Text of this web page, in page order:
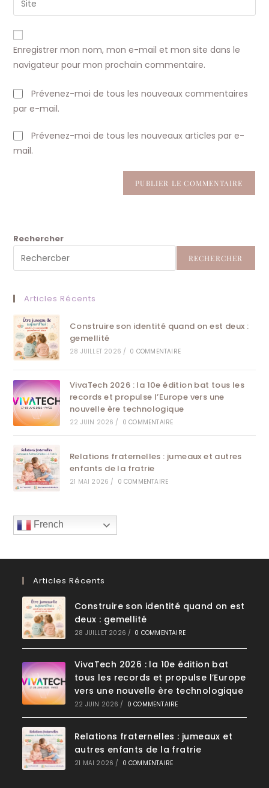
comment
address
comment
l’URL
de
votre
(facultatif)
Enregistrer mon nom, mon e-mail et mon site dans le
navigateur pour mon prochain commentaire.
Prévenez-moi de tous les nouveaux commentaires
par e-mail.
Prévenez-moi de tous les nouveaux articles par e-
mail.
Rechercher
RECHERCHER
Articles Récents
Construire son identité quand on est deux :
gemellité
28 JUILLET 2026 / 0 COMMENTAIRE
VivaTech 2026 : la 10e édition bat tous les
records et propulse l’Europe vers une
nouvelle ère technologique
22 JUIN 2026 / 0 COMMENTAIRE
Relations fraternelles : jumeaux et autres
enfants de la fratrie
21 MAI 2026 / 0 COMMENTAIRE
French
Articles Récents
Construire son identité quand on est
deux : gemellité
28 JUILLET 2026 / 0 COMMENTAIRE
VivaTech 2026 : la 10e édition bat
tous les records et propulse l’Europe
vers une nouvelle ère technologique
22 JUIN 2026 / 0 COMMENTAIRE
Relations fraternelles : jumeaux et
autres enfants de la fratrie
21 MAI 2026 / 0 COMMENTAIRE